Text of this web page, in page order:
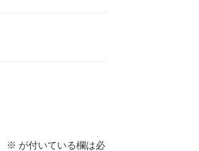
※ が付いている欄は必